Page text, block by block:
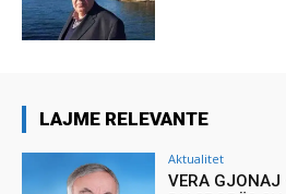
LAJME RELEVANTE
Aktualitet
VERA GJONAJ